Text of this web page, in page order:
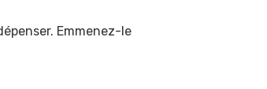
Emmenez-le